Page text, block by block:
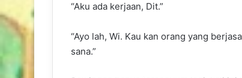
“Aku ada kerjaan, Dit.”
“Ayo lah, Wi. Kau kan orang yang
sana.”